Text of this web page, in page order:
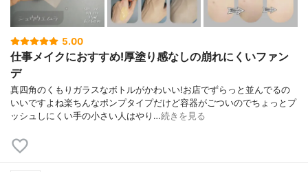
5.00
仕事メイクにおすすめ!厚塗り感なしの崩れにくいファン
デ
真四角のくもりガラスなボトルがかわいい!お店でずらっと並んでるの
いいですよね楽ちんなポンプタイプだけど容器がごついのでちょっとプ
ッシュしにくい手の小さい人はやり…続きを見る